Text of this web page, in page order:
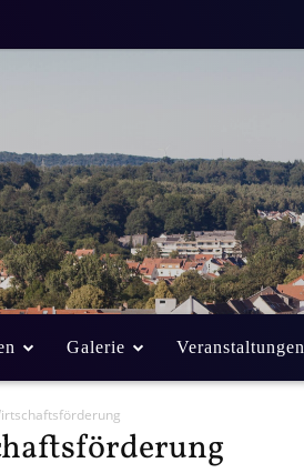
Galerie Veranstaltungen